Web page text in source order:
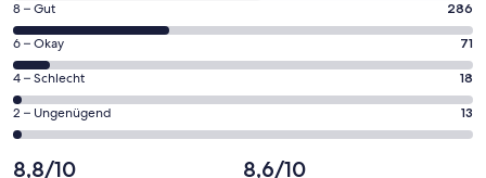
Fenster
geöffnet
insgesamt
844
Gästebewertungen
haben
eine
Bewertung
von
286
von
insgesamt
844
Gästebewertungen
haben
Bewertung
8 – Gut 286
71
von
insgesamt
844
Gästebewertungen
haben
6 – Okay 71
18
von
insgesamt
Gästebewertungen
4 – Schlecht 18
13
von
insgesamt
2 – Ungenügend 13
8,8/10 8,6/10